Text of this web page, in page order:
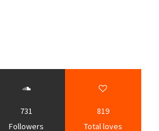
731
Followers
819
Total loves